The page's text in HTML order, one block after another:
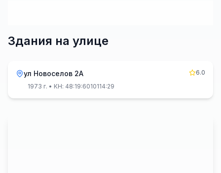
Здания на улице
ул Новоселов 2А
6.0
1973 г. • КН: 48:19:6010114:29